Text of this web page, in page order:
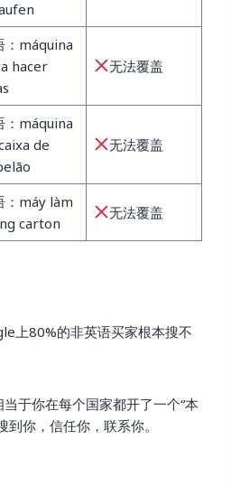
：máquina
hacer
无法覆盖
：máquina
de
无法覆盖
：máy làm
carton
无法覆盖
上80%的非英语买家根本搜不
于你在每个国家都开了一个“本
你，信任你，联系你。